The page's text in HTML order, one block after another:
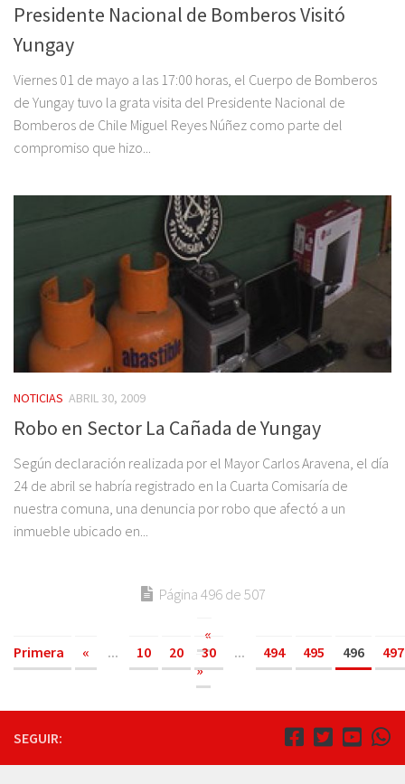
Presidente Nacional de Bomberos Visitó
Yungay
Viernes 01 de mayo a las 17:00 horas, el Cuerpo de Bomberos
de Yungay tuvo la grata visita del Presidente Nacional de
Bomberos de Chile Miguel Reyes Núñez como parte del
compromiso que hizo...
NOTICIAS ABRIL 30, 2009
Robo en Sector La Cañada de Yungay
Según declaración realizada por el Mayor Carlos Aravena, el día
24 de abril se habría registrado en la Cuarta Comisaría de
nuestra comuna, una denuncia por robo que afectó a un
inmueble ubicado en...
Página 496 de 507
«
Primera
« ... 10 20 30 ... 494 495 496
497
»
SEGUIR: